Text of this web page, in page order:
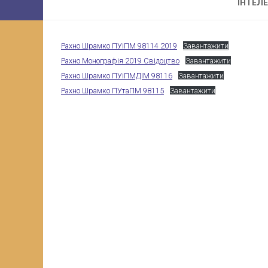
Рахно Шрамко ПУіПМ 98114 2019
Завантажити
Рахно Монографія 2019 Свідоцтво
Завантажити
Рахно Шрамко ПУіПМДІМ 98116
Завантажити
Рахно Шрамко ПУтаПМ 98115
Завантажити